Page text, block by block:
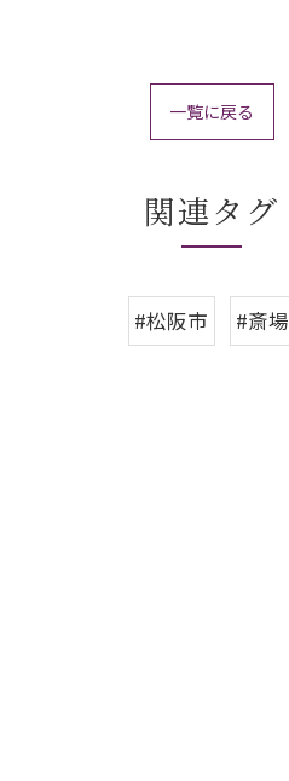
一覧に戻る
関連タグ
#松阪市 #斎場